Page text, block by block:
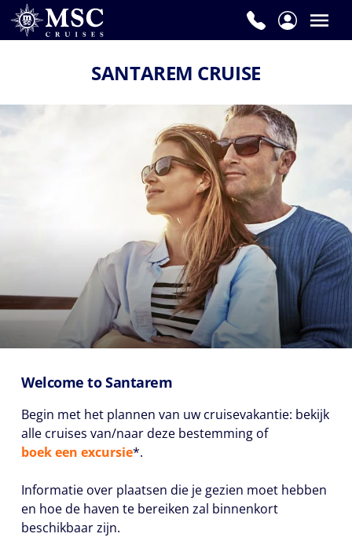
SANTAREM CRUISE
Welcome to Santarem
Begin met het plannen van uw cruisevakantie: bekijk
alle cruises van/naar deze bestemming of
boek een excursie*.
Informatie over plaatsen die je gezien moet hebben
en hoe de haven te bereiken zal binnenkort
beschikbaar zijn.